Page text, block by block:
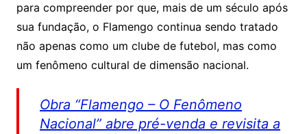
para compreender por que, mais de um século após
sua fundação, o Flamengo continua sendo tratado
não apenas como um clube de futebol, mas como
um fenômeno cultural de dimensão nacional.
Obra “Flamengo – O Fenômeno
Nacional” abre pré-venda e revisita a